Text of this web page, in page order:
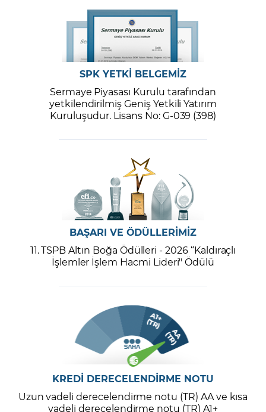
SPK YETKİ BELGEMİZ
Sermaye Piyasası Kurulu tarafından
yetkilendirilmiş Geniş Yetkili Yatırım
Kuruluşudur. Lisans No: G-039 (398)
BAŞARI VE ÖDÜLLERİMİZ
11. TSPB Altın Boğa Ödülleri - 2026 “Kaldıraçlı
İşlemler İşlem Hacmi Lideri" Ödülü
KREDİ DERECELENDİRME NOTU
Uzun vadeli derecelendirme notu (TR) AA ve kısa
vadeli derecelendirme notu (TR) A1+